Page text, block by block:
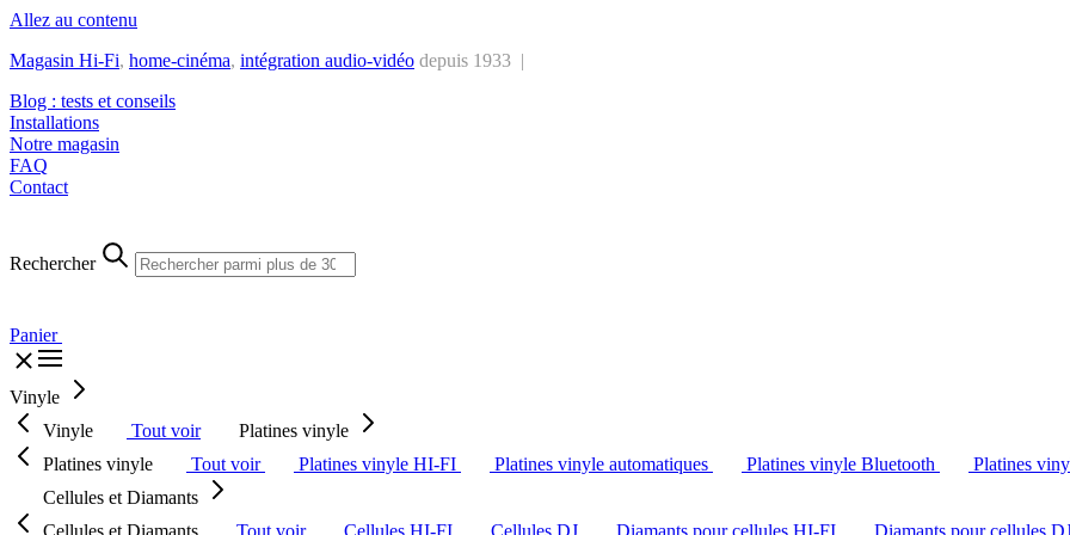
Allez au contenu
Magasin Hi-Fi, home-cinéma, intégration audio-vidéo depuis 1933 |
Blog : tests et conseils
Installations
Notre magasin
FAQ
Contact
Rechercher
Panier
Vinyle
Vinyle
Tout voir
Platines vinyle
Platines vinyle
Tout voir Platines vinyle HI-FI Platines vinyle automatiques Platines vinyle Bluetooth
Platines
Cellules et Diamants
Cellules et Diamants
Tout voir Cellules HI-FI Cellules DJ Diamants pour cellules HI-FI
Diamants pour cellules